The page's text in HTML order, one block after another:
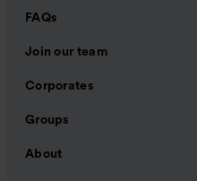
FAQs
Join our team
Corporates
Groups
About